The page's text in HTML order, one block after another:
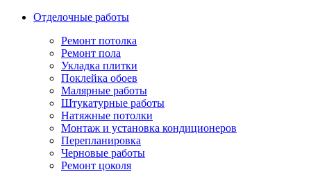
Отделочные работы
Ремонт потолка
Ремонт пола
Укладка плитки
Поклейка обоев
Малярные работы
Штукатурные работы
Натяжные потолки
Монтаж и установка кондиционеров
Перепланировка
Черновые работы
Ремонт цоколя